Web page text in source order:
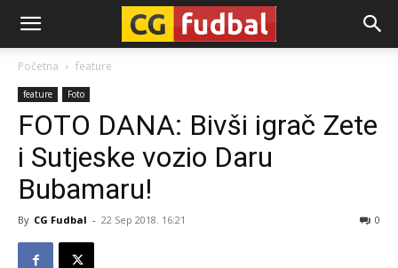
CG-
Fudbal
Početna feature
feature Foto
FOTO DANA: Bivši igrač Zete
i Sutjeske vozio Daru
Bubamaru!
By CG Fudbal - 22 Sep 2018. 16:21 0